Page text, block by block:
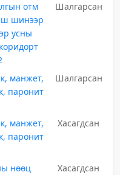
отм
шинээр
усны
Шалгарсан
манжет,
паронит
Шалгарсан
манжет,
паронит
Хасагдсан
нөөц
Хасагдсан